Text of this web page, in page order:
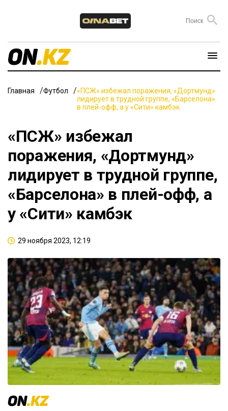
Главная Футбол
«ПСЖ» избежал поражения, «Дортмунд»
лидирует в трудной группе, «Барселона»
в плей-офф, а у «Сити» камбэк
«ПСЖ» избежал
поражения, «Дортмунд»
лидирует в трудной группе,
«Барселона» в плей-офф, а
у «Сити» камбэк
29 ноября 2023, 12:19